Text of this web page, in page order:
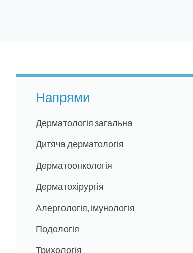
Напрями
Дерматологія загальна
Дитяча дерматологія
Дерматоонкологія
Дерматохірургія
Алергологія, імунологія
Подологія
Трихологія